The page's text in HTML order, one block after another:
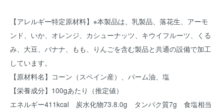
【アレルギー特定原材料】※本製品は、乳製品、落花生、アーモ
ンド、いか、オレンジ、カシューナッツ、キウイフルーツ、くる
み、大豆、バナナ、もも、りんごを含む製品と共通の設備で加工
しています。
【原材料名】コーン（スペイン産）、パーム油、塩
【栄養成分】100gあたり（推定値）
エネルギー411kcal 炭水化物73.8.0g タンパク質7g 食塩相当